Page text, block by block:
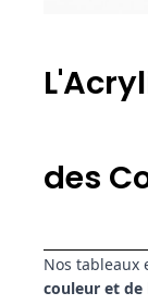
des
Nos tableaux
couleur et de